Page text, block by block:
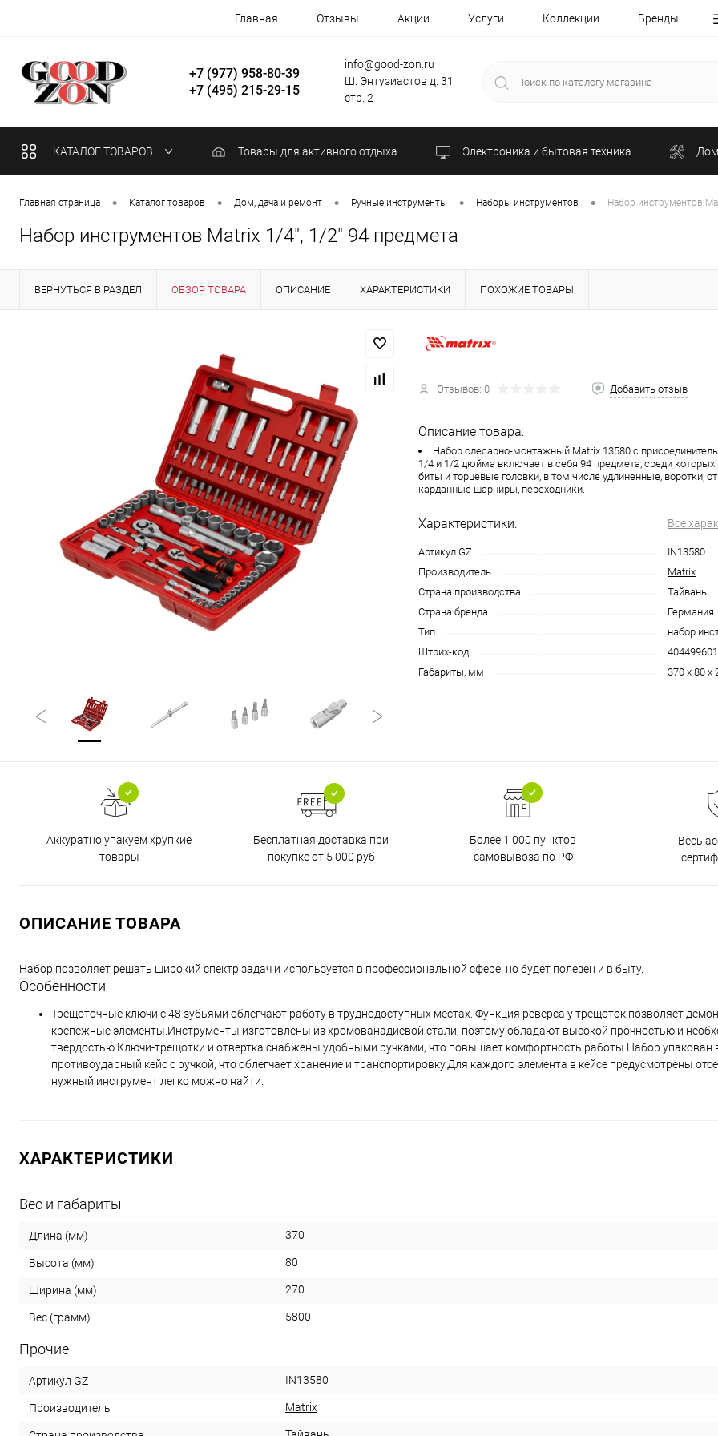
Главная Отзывы Акции Услуги Коллекции Бренды
+7 (977) 958-80-39
+7 (495) 215-29-15
info@good-zon.ru
Ш. Энтузиастов д. 31
стр. 2
КАТАЛОГ ТОВАРОВ Товары для активного отдыха Электроника и бытовая техника
Главная страница • Каталог товаров • Дом, дача и ремонт • Ручные инструменты • Наборы инструментов • Набор инструментов
Набор инструментов Matrix 1/4", 1/2" 94 предмета
ВЕРНУТЬСЯ В РАЗДЕЛ ОБЗОР ТОВАРА ОПИСАНИЕ ХАРАКТЕРИСТИКИ ПОХОЖИЕ ТОВАРЫ
Отзывов: 0 Добавить отзыв
Описание товара:
Набор слесарно-монтажный Matrix 13580 с
1/4 и 1/2 дюйма включает в себя 94 предмета, среди
биты и торцевые головки, в том числе удлиненные, воротки,
карданные шарниры, переходники.
Характеристики: Все
Артикул GZ
IN13580
Производитель
Matrix
Страна производства
Тайвань
Страна бренда
Германия
Тип
набор
Штрих-код
Габариты, мм
370 x 80 x
Аккуратно упакуем хрупкие
товары
Бесплатная доставка при
покупке от 5 000 руб
Более 1 000 пунктов
самовывоза по РФ
Весь
ОПИСАНИЕ ТОВАРА
Набор позволяет решать широкий спектр задач и используется в профессиональной сфере, но будет полезен и в быту.
Особенности
Трещоточные ключи с 48 зубьями облегчают работу в труднодоступных местах. Функция реверса у трещоток позволяет
крепежные элементы.Инструменты изготовлены из хромованадиевой стали, поэтому обладают высокой прочностью и
твердостью.Ключи-трещотки и отвертка снабжены удобными ручками, что повышает комфортность работы.Набор упакован
противоударный кейс с ручкой, что облегчает хранение и транспортировку.Для каждого элемента в кейсе предусмотрены
нужный инструмент легко можно найти.
ХАРАКТЕРИСТИКИ
Вес и габариты
Длина (мм) 370
Высота (мм) 80
Ширина (мм) 270
Вес (грамм) 5800
Прочие
Артикул GZ IN13580
Производитель Matrix